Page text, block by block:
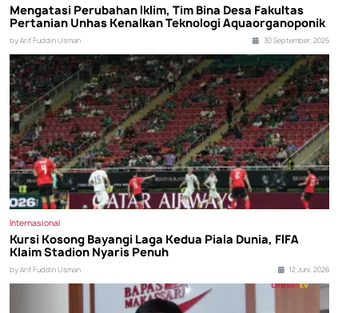
Mengatasi Perubahan Iklim, Tim Bina Desa Fakultas
Pertanian Unhas Kenalkan Teknologi Aquaorganoponik
by Arif Fuddin Usman 30 September, 2025
Internasional
Kursi Kosong Bayangi Laga Kedua Piala Dunia, FIFA
Klaim Stadion Nyaris Penuh
by Arif Fuddin Usman 12 Juni, 2026